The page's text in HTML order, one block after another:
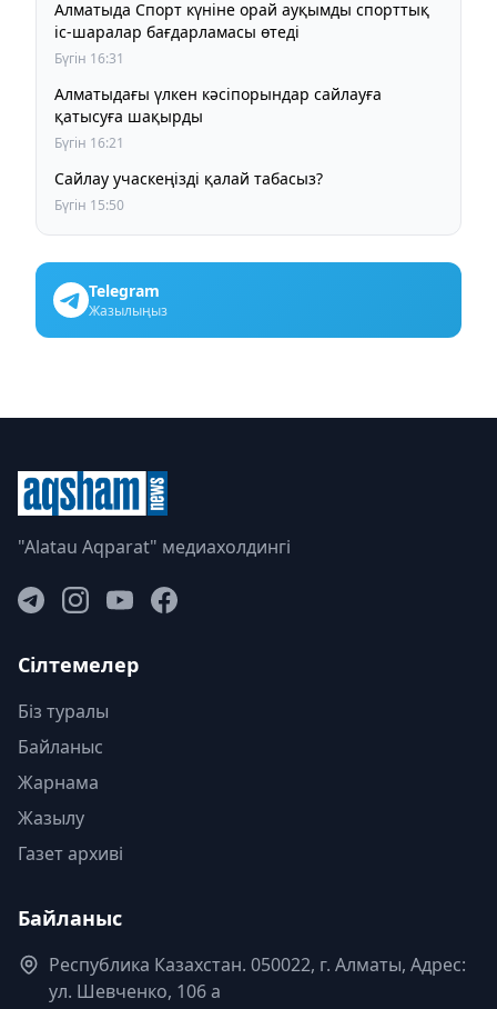
Алматыда Спорт күніне орай ауқымды спорттық
іс-шаралар бағдарламасы өтеді
Бүгін 16:31
Алматыдағы үлкен кәсіпорындар сайлауға
қатысуға шақырды
Бүгін 16:21
Сайлау учаскеңізді қалай табасыз?
Бүгін 15:50
Telegram
Жазылыңыз
"Alatau Aqparat" медиахолдингі
Сілтемелер
Біз туралы
Байланыс
Жарнама
Жазылу
Газет архиві
Байланыс
Республика Казахстан. 050022, г. Алматы, Адрес:
ул. Шевченко, 106 а